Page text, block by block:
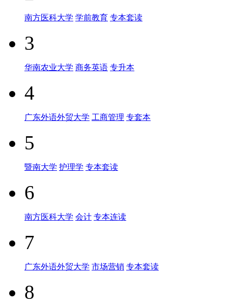
南方医科大学 学前教育 专本套读
3
华南农业大学 商务英语 专升本
4
广东外语外贸大学 工商管理 专套本
5
暨南大学 护理学 专本套读
6
南方医科大学 会计 专本连读
7
广东外语外贸大学 市场营销 专本套读
8